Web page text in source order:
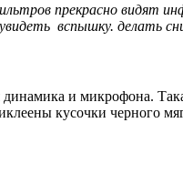
прекрасно видят
вспышку. делать
и микрофона.
кусочки черного